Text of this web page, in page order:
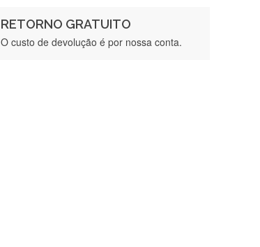
RETORNO GRATUITO
O custo de devolução é por nossa conta.